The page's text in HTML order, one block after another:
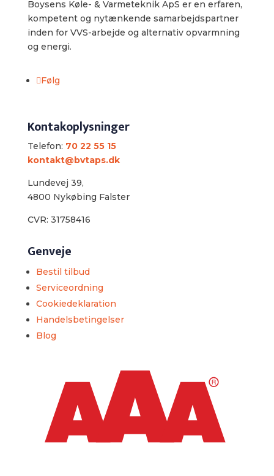
Boysens Køle- & Varmeteknik ApS er en erfaren,
kompetent og nytænkende samarbejdspartner
inden for VVS-arbejde og alternativ opvarmning
og energi.
Følg
Kontakoplysninger
Telefon: 70 22 55 15
kontakt@bvtaps.dk
Lundevej 39,
4800 Nykøbing Falster
CVR: 31758416
Genveje
Bestil tilbud
Serviceordning
Cookiedeklaration
Handelsbetingelser
Blog